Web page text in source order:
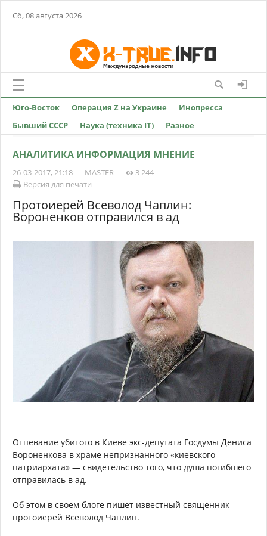
Сб, 08 августа 2026
Юго-Восток Операция Z на Украине
Инопресса
Бывший СССР
Наука (техника IT) Разное
АНАЛИТИКА ИНФОРМАЦИЯ МНЕНИЕ
26-03-2017, 21:18 MASTER
3 244
Версия для печати
Протоиерей Всеволод Чаплин:
Вороненков отправился в ад
Отпевание убитого в Киеве экс-депутата Госдумы Дениса
Вороненкова в храме непризнанного «киевского
патриархата» — свидетельство того, что душа погибшего
отправилась в ад.
Об этом в своем блоге пишет известный священник
протоиерей Всеволод Чаплин.